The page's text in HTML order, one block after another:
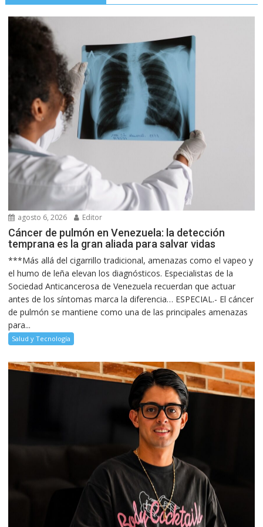
agosto 6, 2026 Editor
Cáncer de pulmón en Venezuela: la detección
temprana es la gran aliada para salvar vidas
***Más allá del cigarrillo tradicional, amenazas como el vapeo y
el humo de leña elevan los diagnósticos. Especialistas de la
Sociedad Anticancerosa de Venezuela recuerdan que actuar
antes de los síntomas marca la diferencia… ESPECIAL.- El cáncer
de pulmón se mantiene como una de las principales amenazas
para...
Salud y Tecnología